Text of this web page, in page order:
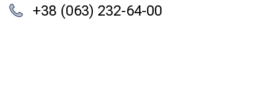
+38 (063) 232-64-00